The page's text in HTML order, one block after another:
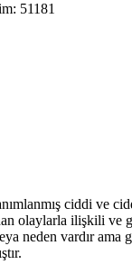
51181
ciddi ve
olaylarla ilişkili ve
neden vardır ama